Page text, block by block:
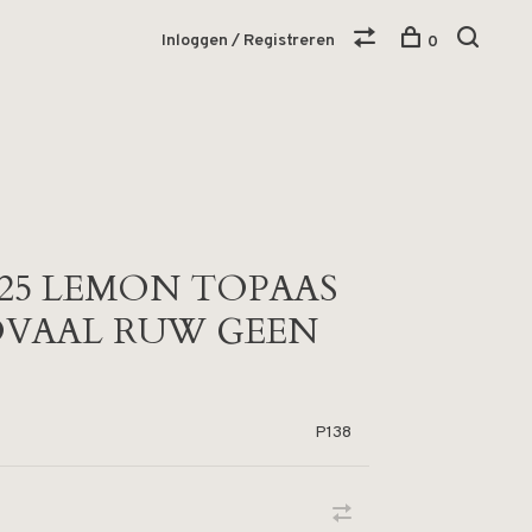
Inloggen / Registreren 0
LEMON TOPAAS
RUW GEEN
P138